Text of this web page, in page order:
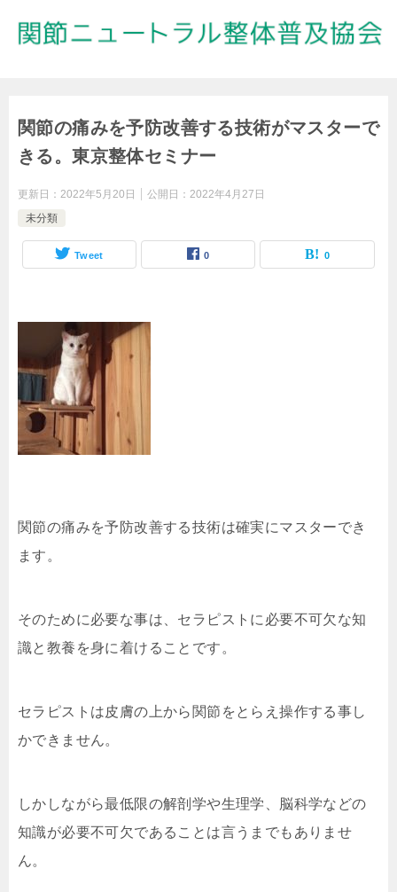
関節の痛みを予防改善する技術がマスターで
きる。東京整体セミナー
更新日： 2022年5月20日 公開日： 2022年4月27日
未分類
Tweet 0 0
関節の痛みを予防改善する技術は確実にマスターでき
ます。
そのために必要な事は、セラピストに必要不可欠な知
識と教養を身に着けることです。
セラピストは皮膚の上から関節をとらえ操作する事し
かできません。
しかしながら最低限の解剖学や生理学、脳科学などの
知識が必要不可欠であることは言うまでもありませ
ん。